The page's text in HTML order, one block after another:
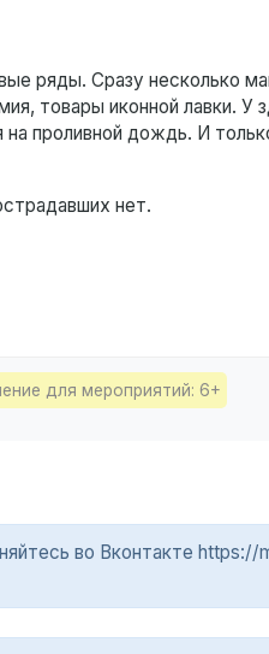
ряды. Сразу несколько
товары иконной лавки. У
проливной дождь. И
нет.
для мероприятий: 6+
во Вконтакте